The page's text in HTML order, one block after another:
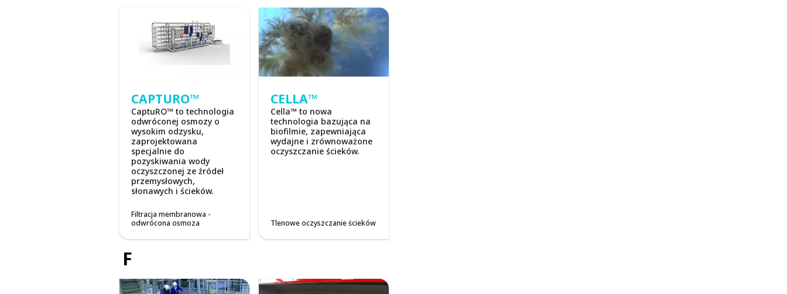
CAPTURO™
CaptuRO™ to technologia
odwróconej osmozy o
wysokim odzysku,
zaprojektowana
specjalnie do
pozyskiwania wody
oczyszczonej ze źródeł
przemysłowych,
słonawych i ścieków.
Filtracja membranowa -
odwrócona osmoza
CELLA™
Cella™ to nowa
technologia bazująca na
biofilmie, zapewniająca
wydajne i zrównoważone
oczyszczanie ścieków.
Tlenowe oczyszczanie ścieków
F